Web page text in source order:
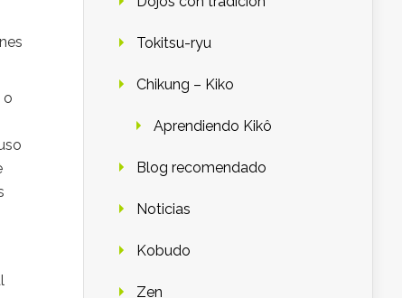
o
Tokitsu-ryu
Chikung – Kiko
Aprendiendo Kikô
Blog recomendado
Noticias
Kobudo
Zen